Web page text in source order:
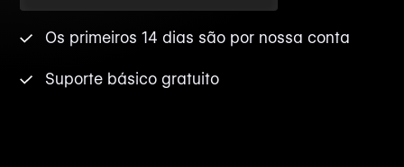
Os primeiros 14 dias são por nossa conta
Suporte básico gratuito